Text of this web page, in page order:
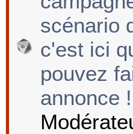
scénario
c'est ici
pouvez
annonce !